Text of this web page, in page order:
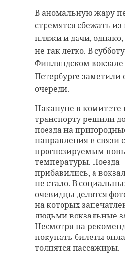
В аномальную жару
стремятся сбежать из
пляжи и дачи, однако,
не так легко. В
Финляндском вокзале
Петербурге заметили
очереди.
Накануне в комитете
транспорту решили
поезда на
направления в связи с
прогнозируемым
температуры. Поезда
прибавились, а
не стало. В
очевидцы делятся
на которых
людьми вокзальные
Несмотря на
покупать билеты
толпятся пассажиры.
Спасатель
класса,
безопасности WST
рассказал изданию
как оказать первую
человеку, у которого
Спасатель рассказал,
симптомами
являются: сильная
головокружение, шум
«мушки» или
и обморок.
Первое, что
случае, когда
вами стало плохо – это
его в тень или более
место. Ковалев также
что важно не
За доставку еды 41-
петербуржец
угрозами и топором.
дважды заказывал
вместо оплаты
сообщил источник в
правоохранительных
Мужчина,
Богатырском
таким образом заказ
30 июня. Угрожая
мужчина нагло
После жалобы
полицию,
задержали. На него
уголовное дело.
поведение мужчина